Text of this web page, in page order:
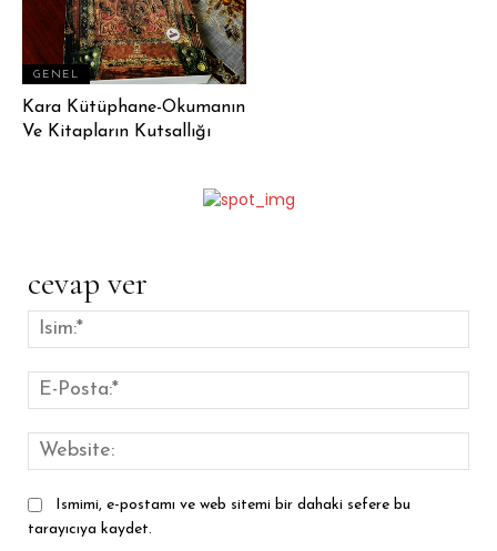
GENEL
Kara Kütüphane-Okumanın
Ve Kitapların Kutsallığı
cevap ver
Ismimi, e-postamı ve web sitemi bir dahaki sefere bu
tarayıcıya kaydet.